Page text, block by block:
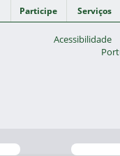
Participe Serviços
Acessibilidade